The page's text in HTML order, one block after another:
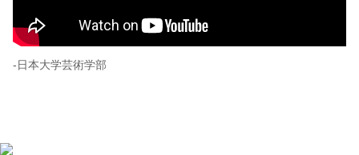
-日本大学芸術学部